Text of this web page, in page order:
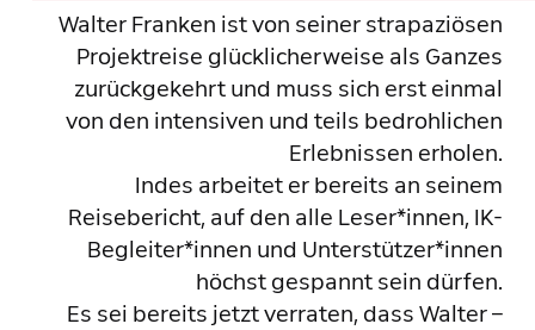
Walter Franken ist von seiner strapaziösen
Projektreise glücklicherweise als Ganzes
zurückgekehrt und muss sich erst einmal
von den intensiven und teils bedrohlichen
Erlebnissen erholen.
Indes arbeitet er bereits an seinem
Reisebericht, auf den alle Leser*innen, IK-
Begleiter*innen und Unterstützer*innen
höchst gespannt sein dürfen.
Es sei bereits jetzt verraten, dass Walter –